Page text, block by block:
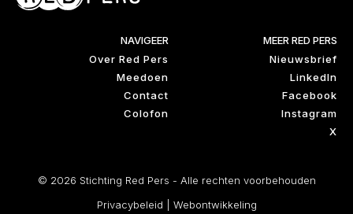
NAVIGEER
Over Red Pers
Meedoen
Contact
Colofon
MEER RED PERS
Nieuwsbrief
LinkedIn
Facebook
Instagram
X
© 2026 Stichting Red Pers - Alle rechten voorbehouden
Privacybeleid
Webontwikkeling